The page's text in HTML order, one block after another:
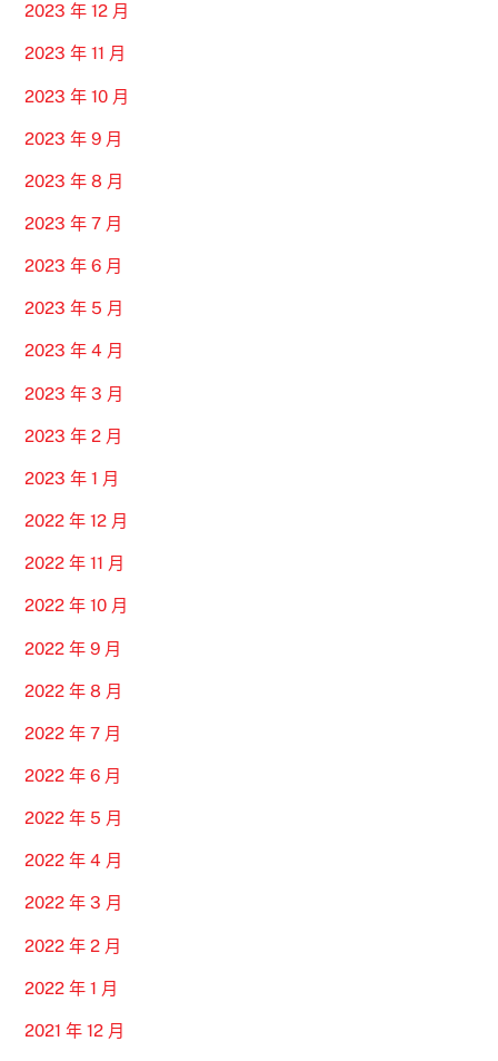
2023 年 12 月
2023 年 11 月
2023 年 10 月
2023 年 9 月
2023 年 8 月
2023 年 7 月
2023 年 6 月
2023 年 5 月
2023 年 4 月
2023 年 3 月
2023 年 2 月
2023 年 1 月
2022 年 12 月
2022 年 11 月
2022 年 10 月
2022 年 9 月
2022 年 8 月
2022 年 7 月
2022 年 6 月
2022 年 5 月
2022 年 4 月
2022 年 3 月
2022 年 2 月
2022 年 1 月
2021 年 12 月